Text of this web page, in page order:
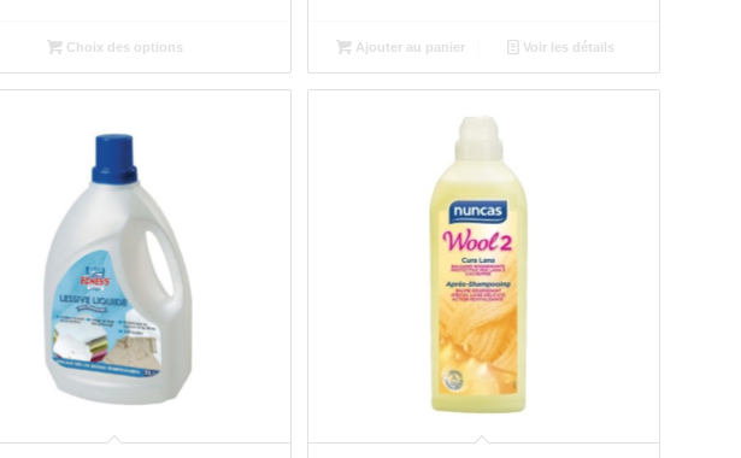
Choix des options Ajouter au panier Voir les détails